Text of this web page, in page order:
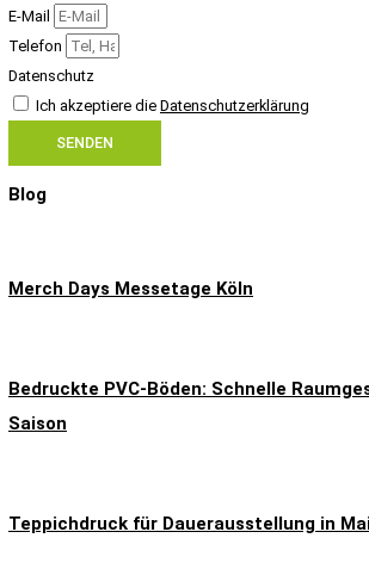
E-Mail
Telefon
Datenschutz
Ich akzeptiere die Datenschutzerklärung
SENDEN
Blog
Merch Days Messetage Köln
Bedruckte PVC-Böden: Schnelle
Saison
Teppichdruck für Dauerausstellung in